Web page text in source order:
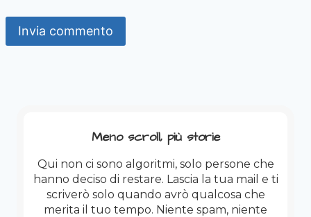
Meno scroll, più storie
Qui non ci sono algoritmi, solo persone che
hanno deciso di restare. Lascia la tua mail e ti
scriverò solo quando avrò qualcosa che
merita il tuo tempo. Niente spam, niente